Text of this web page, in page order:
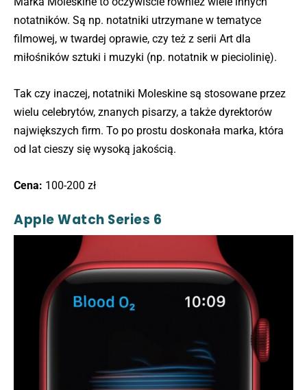
notatników. Są np. notatniki utrzymane w tematyce
filmowej, w twardej oprawie, czy też z serii Art dla
miłośników sztuki i muzyki (np. notatnik w pieciolinię).
Tak czy inaczej, notatniki Moleskine są stosowane przez
wielu celebrytów, znanych pisarzy, a także dyrektorów
największych firm. To po prostu doskonała marka, która
od lat cieszy się wysoką jakością.
Cena: 100-200 zł
Apple Watch Series 6